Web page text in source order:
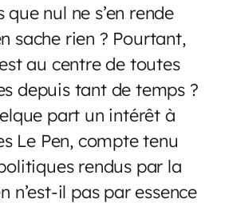
que nul ne s’en rende
sache rien ? Pourtant,
au centre de toutes
depuis tant de temps ?
part un intérêt à
Le Pen, compte tenu
rendus par la
n’est-il pas par essence